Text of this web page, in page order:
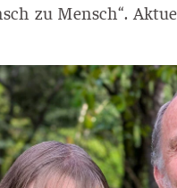
zu Mensch“.